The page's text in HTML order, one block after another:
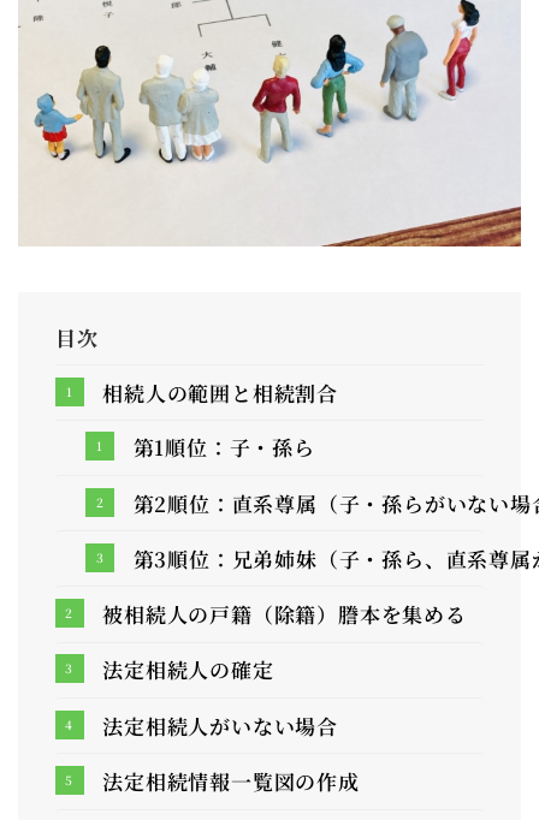
目次
相続人の範囲と相続割合
第1順位：子・孫ら
第2順位：直系尊属（子・孫らがいない場
第3順位：兄弟姉妹（子・孫ら、直系尊
被相続人の戸籍（除籍）謄本を集める
法定相続人の確定
法定相続人がいない場合
法定相続情報一覧図の作成